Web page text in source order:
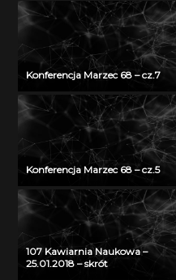
Konferencja Marzec 68 – cz.7
Konferencja Marzec 68 – cz.5
107 Kawiarnia Naukowa –
25.01.2018 – skrót